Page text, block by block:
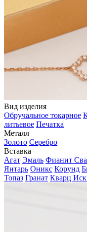
Вид изделия
Обручальное токарное
литьевое Печатка
Металл
Золото Серебро
Вставка
Агат Эмаль Фианит
Янтарь Оникс Корунд
Топаз Гранат Кварц